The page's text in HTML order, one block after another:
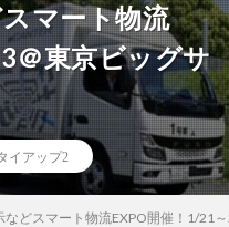
マート物流
＠東京ビッグサ
イアップ2
などスマート物流EXPO開催！1/21